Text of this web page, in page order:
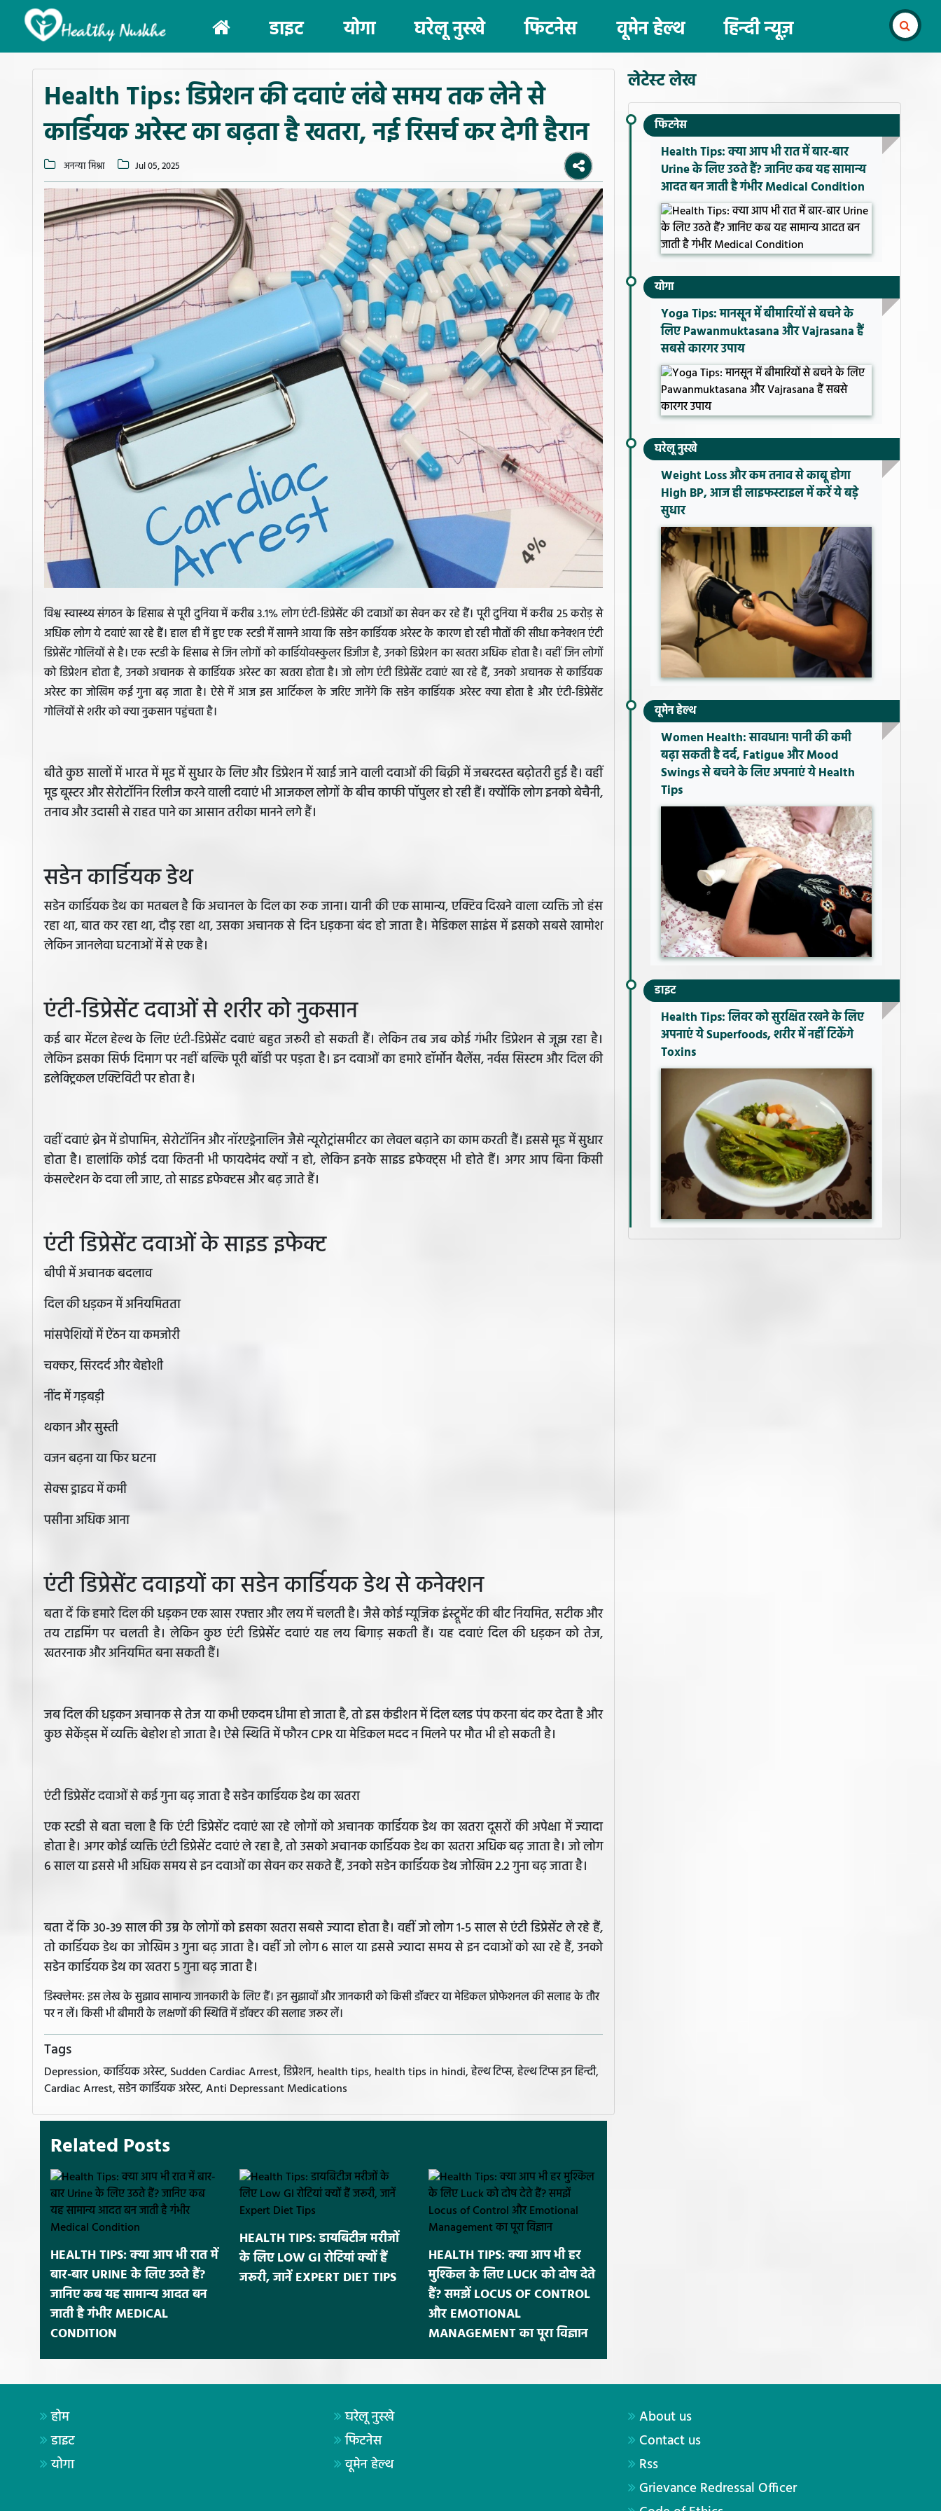
(current)
डाइट योगा घरेलू नुस्खे फिटनेस वूमेन हेल्थ हिन्दी न्यूज़
Health Tips: डिप्रेशन की दवाएं लंबे समय तक लेने से
कार्डियक अरेस्ट का बढ़ता है खतरा, नई रिसर्च कर देगी हैरान
अनन्या मिश्रा Jul 05, 2025
विश्व स्वास्थ्य संगठन के हिसाब से पूरी दुनिया में करीब 3.1% लोग एंटी-डिप्रेसेंट की दवाओं का सेवन कर रहे हैं। पूरी दुनिया में करीब 25 करोड़ से
अधिक लोग ये दवाएं खा रहे हैं। हाल ही में हुए एक स्टडी में सामने आया कि सडेन कार्डियक अरेस्ट के कारण हो रही मौतों की सीधा कनेक्शन एंटी
डिप्रेसेंट गोलियों से है। एक स्टडी के हिसाब से जिन लोगों को कार्डियोवस्कुलर डिजीज है, उनको डिप्रेशन का खतरा अधिक होता है। वहीं जिन लोगों
को डिप्रेशन होता है, उनको अचानक से कार्डियक अरेस्ट का खतरा होता है। जो लोग एंटी डिप्रेसेंट दवाएं खा रहे हैं, उनको अचानक से कार्डियक
अरेस्ट का जोखिम कई गुना बढ़ जाता है। ऐसे में आज इस आर्टिकल के जरिए जानेंगे कि सडेन कार्डियक अरेस्ट क्या होता है और एंटी-डिप्रेसेंट
गोलियों से शरीर को क्या नुकसान पहुंचता है।
बीते कुछ सालों में भारत में मूड में सुधार के लिए और डिप्रेशन में खाई जाने वाली दवाओं की बिक्री में जबरदस्त बढ़ोतरी हुई है। वहीं
मूड बूस्टर और सेरोटॉनिन रिलीज करने वाली दवाएं भी आजकल लोगों के बीच काफी पॉपुलर हो रही हैं। क्योंकि लोग इनको बेचैनी,
तनाव और उदासी से राहत पाने का आसान तरीका मानने लगे हैं।
सडेन कार्डियक डेथ
सडेन कार्डियक डेथ का मतबल है कि अचानल के दिल का रुक जाना। यानी की एक सामान्य, एक्टिव दिखने वाला व्यक्ति जो हंस
रहा था, बात कर रहा था, दौड़ रहा था, उसका अचानक से दिन धड़कना बंद हो जाता है। मेडिकल साइंस में इसको सबसे खामोश
लेकिन जानलेवा घटनाओं में से एक है।
एंटी-डिप्रेसेंट दवाओं से शरीर को नुकसान
कई बार मेंटल हेल्थ के लिए एंटी-डिप्रेसेंट दवाएं बहुत जरूरी हो सकती हैं। लेकिन तब जब कोई गंभीर डिप्रेशन से जूझ रहा है।
लेकिन इसका सिर्फ दिमाग पर नहीं बल्कि पूरी बॉडी पर पड़ता है। इन दवाओं का हमारे हॉर्मोन बैलेंस, नर्वस सिस्टम और दिल की
इलेक्ट्रिकल एक्टिविटी पर होता है।
वहीं दवाएं ब्रेन में डोपामिन, सेरोटॉनिन और नॉरएड्रेनालिन जैसे न्यूरोट्रांसमीटर का लेवल बढ़ाने का काम करती हैं। इससे मूड में सुधार
होता है। हालांकि कोई दवा कितनी भी फायदेमंद क्यों न हो, लेकिन इनके साइड इफेक्ट्स भी होते हैं। अगर आप बिना किसी
कंसल्टेशन के दवा ली जाए, तो साइड इफेक्टस और बढ़ जाते हैं।
एंटी डिप्रेसेंट दवाओं के साइड इफेक्ट
बीपी में अचानक बदलाव
दिल की धड़कन में अनियमितता
मांसपेशियों में ऐंठन या कमजोरी
चक्कर, सिरदर्द और बेहोशी
नींद में गड़बड़ी
थकान और सुस्ती
वजन बढ़ना या फिर घटना
सेक्स ड्राइव में कमी
पसीना अधिक आना
एंटी डिप्रेसेंट दवाइयों का सडेन कार्डियक डेथ से कनेक्शन
बता दें कि हमारे दिल की धड़कन एक खास रफ्तार और लय में चलती है। जैसे कोई म्यूजिक इंस्ट्रूमेंट की बीट नियमित, सटीक और
तय टाइमिंग पर चलती है। लेकिन कुछ एंटी डिप्रेसेंट दवाएं यह लय बिगाड़ सकती हैं। यह दवाएं दिल की धड़कन को तेज,
खतरनाक और अनियमित बना सकती हैं।
जब दिल की धड़कन अचानक से तेज या कभी एकदम धीमा हो जाता है, तो इस कंडीशन में दिल ब्लड पंप करना बंद कर देता है और
कुछ सेकेंड्स में व्यक्ति बेहोश हो जाता है। ऐसे स्थिति में फौरन CPR या मेडिकल मदद न मिलने पर मौत भी हो सकती है।
एंटी डिप्रेसेंट दवाओं से कई गुना बढ़ जाता है सडेन कार्डियक डेथ का खतरा
एक स्टडी से बता चला है कि एंटी डिप्रेसेंट दवाएं खा रहे लोगों को अचानक कार्डियक डेथ का खतरा दूसरों की अपेक्षा में ज्यादा
होता है। अगर कोई व्यक्ति एंटी डिप्रेसेंट दवाएं ले रहा है, तो उसको अचानक कार्डियक डेथ का खतरा अधिक बढ़ जाता है। जो लोग
6 साल या इससे भी अधिक समय से इन दवाओं का सेवन कर सकते हैं, उनको सडेन कार्डियक डेथ जोखिम 2.2 गुना बढ़ जाता है।
बता दें कि 30-39 साल की उम्र के लोगों को इसका खतरा सबसे ज्यादा होता है। वहीं जो लोग 1-5 साल से एंटी डिप्रेसेंट ले रहे हैं,
तो कार्डियक डेथ का जोखिम 3 गुना बढ़ जाता है। वहीं जो लोग 6 साल या इससे ज्यादा समय से इन दवाओं को खा रहे हैं, उनको
सडेन कार्डियक डेथ का खतरा 5 गुना बढ़ जाता है।
डिस्क्लेमर: इस लेख के सुझाव सामान्य जानकारी के लिए हैं। इन सुझावों और जानकारी को किसी डॉक्टर या मेडिकल प्रोफेशनल की सलाह के तौर
पर न लें। किसी भी बीमारी के लक्षणों की स्थिति में डॉक्टर की सलाह जरूर लें।
Tags
Depression, कार्डियक अरेस्ट, Sudden Cardiac Arrest, डिप्रेशन, health tips, health tips in hindi, हेल्थ टिप्स, हेल्थ टिप्स इन हिन्दी,
Cardiac Arrest, सडेन कार्डियक अरेस्ट, Anti Depressant Medications
Related Posts
HEALTH TIPS: क्या आप भी रात में
बार-बार URINE के लिए उठते हैं?
जानिए कब यह सामान्य आदत बन
जाती है गंभीर MEDICAL
CONDITION
HEALTH TIPS: डायबिटीज मरीजों
के लिए LOW GI रोटियां क्यों हैं
जरूरी, जानें EXPERT DIET TIPS
HEALTH TIPS: क्या आप भी हर
मुश्किल के लिए LUCK को दोष देते
हैं? समझें LOCUS OF CONTROL
और EMOTIONAL
MANAGEMENT का पूरा विज्ञान
लेटेस्ट लेख
फिटनेस
Health Tips: क्या आप भी रात में बार-बार
Urine के लिए उठते हैं? जानिए कब यह सामान्य
आदत बन जाती है गंभीर Medical Condition
योगा
Yoga Tips: मानसून में बीमारियों से बचने के
लिए Pawanmuktasana और Vajrasana हैं
सबसे कारगर उपाय
घरेलू नुस्खे
Weight Loss और कम तनाव से काबू होगा
High BP, आज ही लाइफस्टाइल में करें ये बड़े
सुधार
वूमेन हेल्थ
Women Health: सावधान! पानी की कमी
बढ़ा सकती है दर्द, Fatigue और Mood
Swings से बचने के लिए अपनाएं ये Health
Tips
डाइट
Health Tips: लिवर को सुरक्षित रखने के लिए
अपनाएं ये Superfoods, शरीर में नहीं टिकेंगे
Toxins
होम
डाइट
योगा
घरेलू नुस्खे
फिटनेस
वूमेन हेल्थ
About us
Contact us
Rss
Grievance Redressal Officer